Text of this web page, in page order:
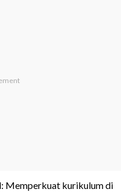
Memperkuat kurikulum di